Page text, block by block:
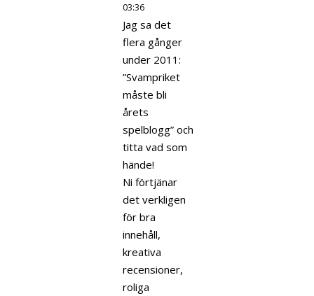
03:36
Jag sa det
flera gånger
under 2011:
”Svampriket
måste bli
årets
spelblogg” och
titta vad som
hände!
Ni förtjänar
det verkligen
för bra
innehåll,
kreativa
recensioner,
roliga